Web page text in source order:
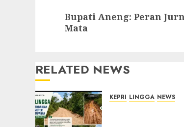
post:
Bupati Aneng: Peran
Mata
RELATED NEWS
KEPRI LINGGA NEWS